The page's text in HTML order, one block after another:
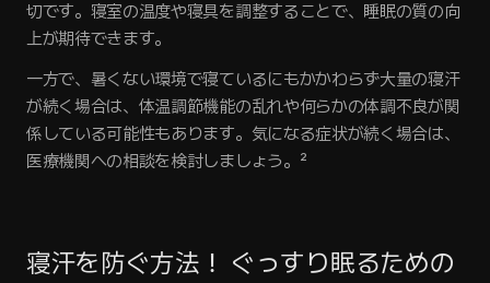
切です。寝室の温度や寝具を調整することで、睡眠の質の向
上が期待できます。
一方で、暑くない環境で寝ているにもかかわらず大量の寝汗
が続く場合は、体温調節機能の乱れや何らかの体調不良が関
係している可能性もあります。気になる症状が続く場合は、
医療機関への相談を検討しましょう。²
‍寝汗を防ぐ方法！ ぐっすり眠るための